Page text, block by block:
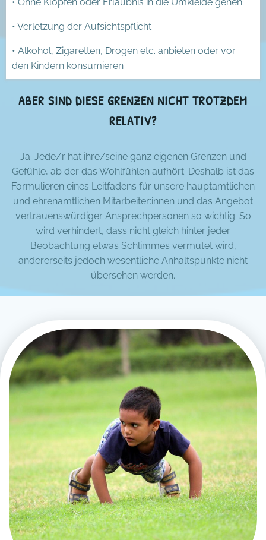
• Verletzung der Aufsichtspflicht
• Alkohol, Zigaretten, Drogen etc. anbieten oder vor
den Kindern konsumieren
ABER SIND DIESE GRENZEN NICHT TROTZDEM
RELATIV?
Ja. Jede/r hat ihre/seine ganz eigenen Grenzen und
Gefühle, ab der das Wohlfühlen aufhört. Deshalb ist das
Formulieren eines Leitfadens für unsere hauptamtlichen
und ehrenamtlichen Mitarbeiter:innen und das Angebot
vertrauenswürdiger Ansprechpersonen so wichtig. So
wird verhindert, dass nicht gleich hinter jeder
Beobachtung etwas Schlimmes vermutet wird,
andererseits jedoch wesentliche Anhaltspunkte nicht
übersehen werden.